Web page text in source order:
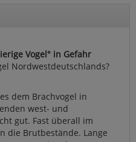
Vogel" in Gefahr
Nordwestdeutschlands?
dem Brachvogel in
west- und
gut. Fast überall im
die Brutbestände. Lange